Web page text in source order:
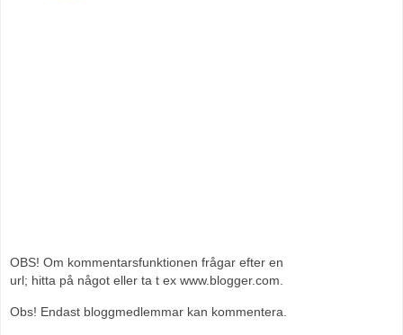
OBS! Om kommentarsfunktionen frågar efter en
url; hitta på något eller ta t ex www.blogger.com.
Obs! Endast bloggmedlemmar kan kommentera.